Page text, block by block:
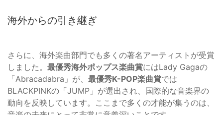
海外からの引き継ぎ
さらに、海外楽曲部門でも多くの著名アーティストが受賞
しました。 最優秀海外ポップス楽曲賞にはLady Gagaの
「Abracadabra」が、 最優秀K-POP楽曲賞では
BLACKPINKの「JUMP」が選出され、国際的な音楽界の
動向を反映しています。ここまで多くの才能が集うのは、